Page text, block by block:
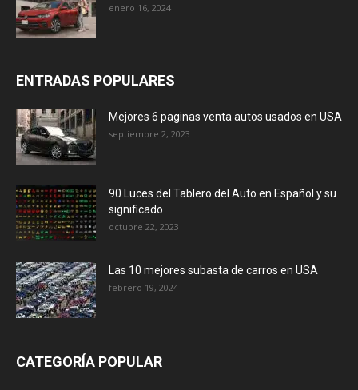
enero 16, 2024
ENTRADAS POPULARES
Mejores 6 paginas venta autos usados en USA
septiembre 2, 2023
90 Luces del Tablero del Auto en Español y su
significado
octubre 22, 2023
Las 10 mejores subasta de carros en USA
febrero 19, 2024
CATEGORÍA POPULAR